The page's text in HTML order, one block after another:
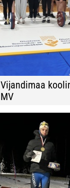
Vijandimaa
MV